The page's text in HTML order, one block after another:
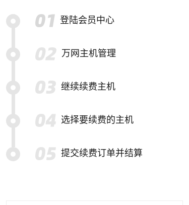
登陆会员中心
万网主机管理
继续续费主机
选择要续费的主机
提交续费订单并结算